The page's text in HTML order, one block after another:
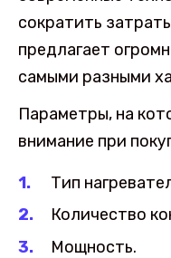
сократить
предлагает
самыми разными
Параметры, на
внимание при
Тип
Количество
Мощность.